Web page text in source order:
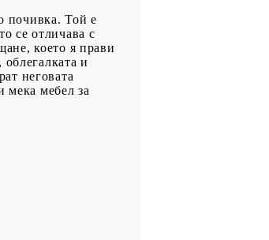
почивка. Той е
се отличава с
което я прави
и
неговата
мека мебел за